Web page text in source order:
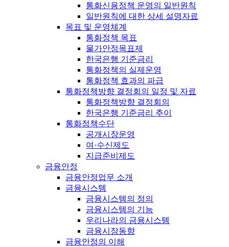
통화신용정책 운영의 일반원칙
일반원칙에 대한 상세 설명자료
목표 및 운영체계
통화정책 목표
물가안정목표제
한국은행 기준금리
통화정책의 실제운영
통화정책 효과의 파급
통화정책방향 결정회의 일정 및 자료
통화정책방향 결정회의
한국은행 기준금리 추이
통화정책수단
공개시장운영
여·수신제도
지급준비제도
금융안정
금융안정업무 소개
금융시스템
금융시스템의 정의
금융시스템의 기능
우리나라의 금융시스템
금융시장동향
금융안정의 이해